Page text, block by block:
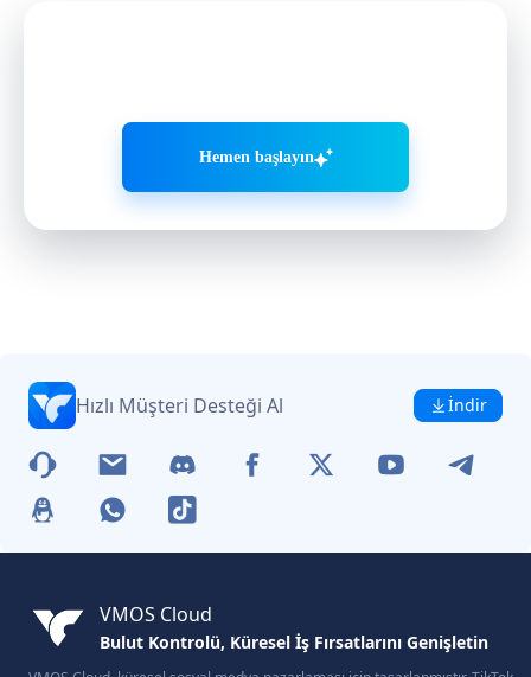
Hemen başlayın
Hızlı Müşteri Desteği Al İndir
VMOS Cloud
Bulut Kontrolü, Küresel İş Fırsatlarını Genişletin